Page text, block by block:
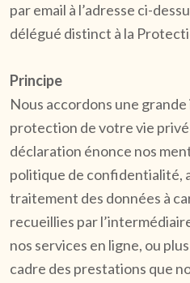
par email à l’adresse ci-
délégué distinct à la
Principe
Nous accordons une
protection de votre vie
déclaration énonce nos
politique de confidentialité,
traitement des données à
recueillies par
nos services en ligne, ou
cadre des prestations que